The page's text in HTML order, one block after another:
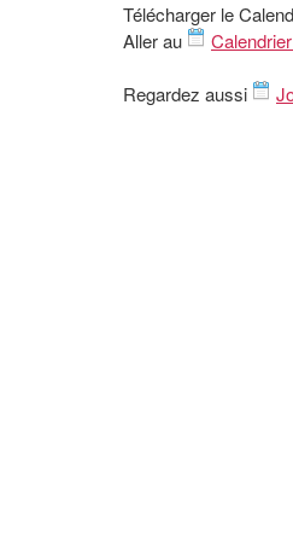
Télécharger le
Aller au
Regardez aussi